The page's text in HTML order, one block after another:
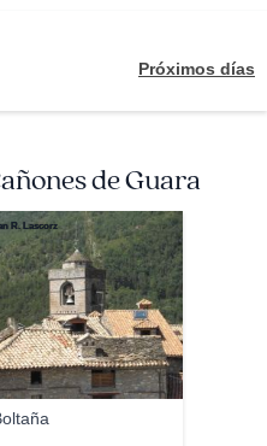
Próximos días
de Guara
R. Lascorz